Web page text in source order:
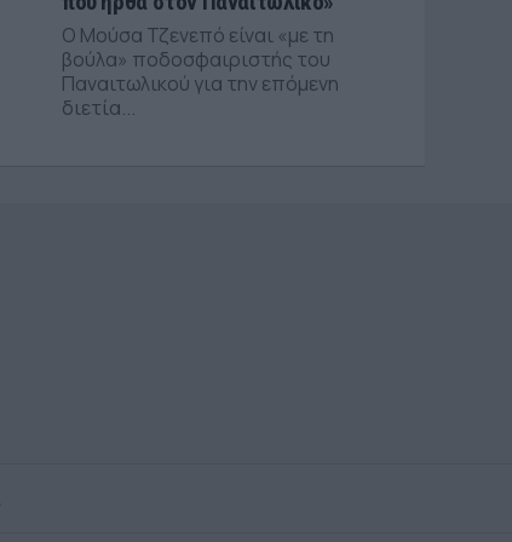
Ο Μούσα Τζενεπό είναι «με τη
βούλα» ποδοσφαιριστής του
Παναιτωλικού για την επόμενη
διετία...